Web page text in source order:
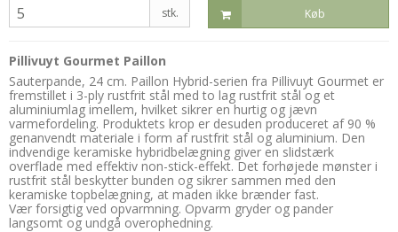
stk. Køb
Pillivuyt Gourmet Paillon
Sauterpande, 24 cm. Paillon Hybrid-serien fra Pillivuyt Gourmet er
fremstillet i 3-ply rustfrit stål med to lag rustfrit stål og et
aluminiumlag imellem, hvilket sikrer en hurtig og jævn
varmefordeling. Produktets krop er desuden produceret af 90 %
genanvendt materiale i form af rustfrit stål og aluminium. Den
indvendige keramiske hybridbelægning giver en slidstærk
overflade med effektiv non-stick-effekt. Det forhøjede mønster i
rustfrit stål beskytter bunden og sikrer sammen med den
keramiske topbelægning, at maden ikke brænder fast.
Vær forsigtig ved opvarmning. Opvarm gryder og pander
langsomt og undgå overophedning.